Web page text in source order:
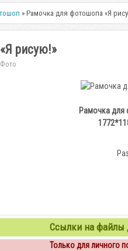
» Рамочка для фотошопа «Я
рисую!»
Рамочка для
Ссылки на файлы
Только для личного